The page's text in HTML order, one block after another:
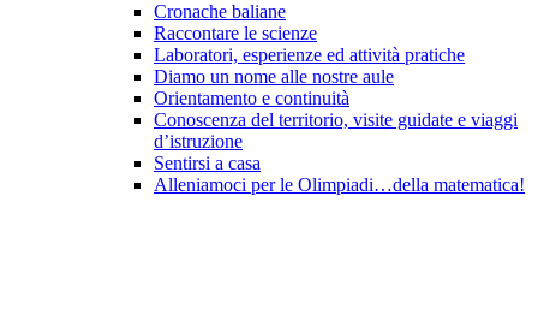
Cronache baliane
Raccontare le scienze
Laboratori, esperienze ed attività pratiche
Diamo un nome alle nostre aule
Orientamento e continuità
Conoscenza del territorio, visite guidate e viaggi
d’istruzione
Sentirsi a casa
Alleniamoci per le Olimpiadi…della matematica!